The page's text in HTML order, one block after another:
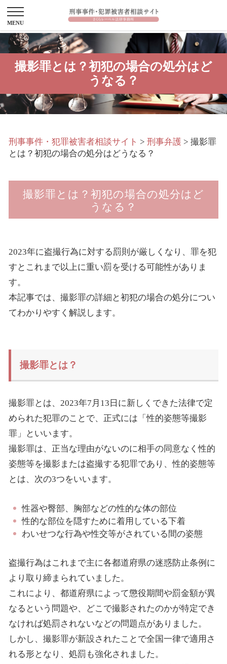
撮影罪とは？初犯の場合の処分はど
うなる？
刑事事件・犯罪被害者相談サイト > 刑事弁護 > 撮影罪
とは？初犯の場合の処分はどうなる？
撮影罪とは？初犯の場合の処分はど
うなる？
2023年に盗撮行為に対する罰則が厳しくなり、罪を犯
すとこれまで以上に重い罰を受ける可能性がありま
す。
本記事では、撮影罪の詳細と初犯の場合の処分につい
てわかりやすく解説します。
撮影罪とは？
撮影罪とは、2023年7月13日に新しくできた法律で定
められた犯罪のことで、正式には「性的姿態等撮影
罪」といいます。
撮影罪は、正当な理由がないのに相手の同意なく性的
姿態等を撮影または盗撮する犯罪であり、性的姿態等
とは、次の3つをいいます。
性器や臀部、胸部などの性的な体の部位
性的な部位を隠すために着用している下着
わいせつな行為や性交等がされている間の姿態
盗撮行為はこれまで主に各都道府県の迷惑防止条例に
より取り締まられていました。
これにより、都道府県によって懲役期間や罰金額が異
なるという問題や、どこで撮影されたのかが特定でき
なければ処罰されないなどの問題点がありました。
しかし、撮影罪が新設されたことで全国一律で適用さ
れる形となり、処罰も強化されました。